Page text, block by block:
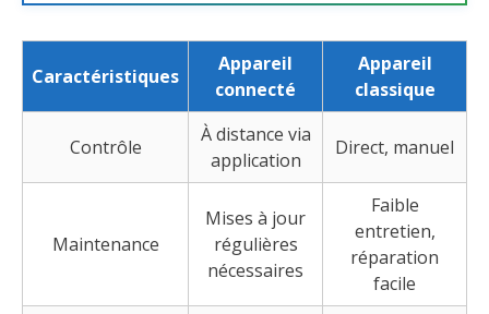
Caractéristiques
Appareil
connecté
Appareil
classique
Contrôle
À distance via
application
Direct, manuel
Maintenance
Mises à jour
régulières
nécessaires
Faible
entretien,
réparation
facile